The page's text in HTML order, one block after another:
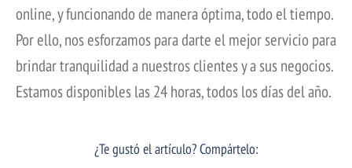
online, y funcionando de manera óptima, todo el tiempo.
Por ello, nos esforzamos para darte el mejor servicio para
brindar tranquilidad a nuestros clientes y a sus negocios.
Estamos disponibles las 24 horas, todos los días del año.
¿Te gustó el artículo? Compártelo: